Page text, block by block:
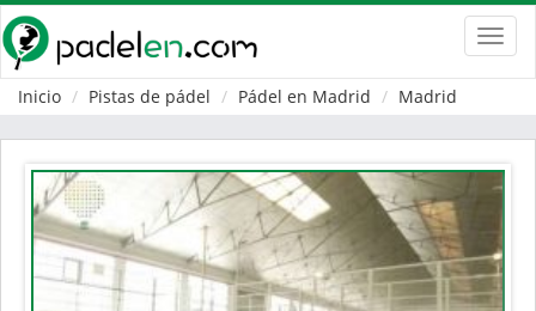
Inicio
Pistas de pádel Pádel en Madrid Madrid